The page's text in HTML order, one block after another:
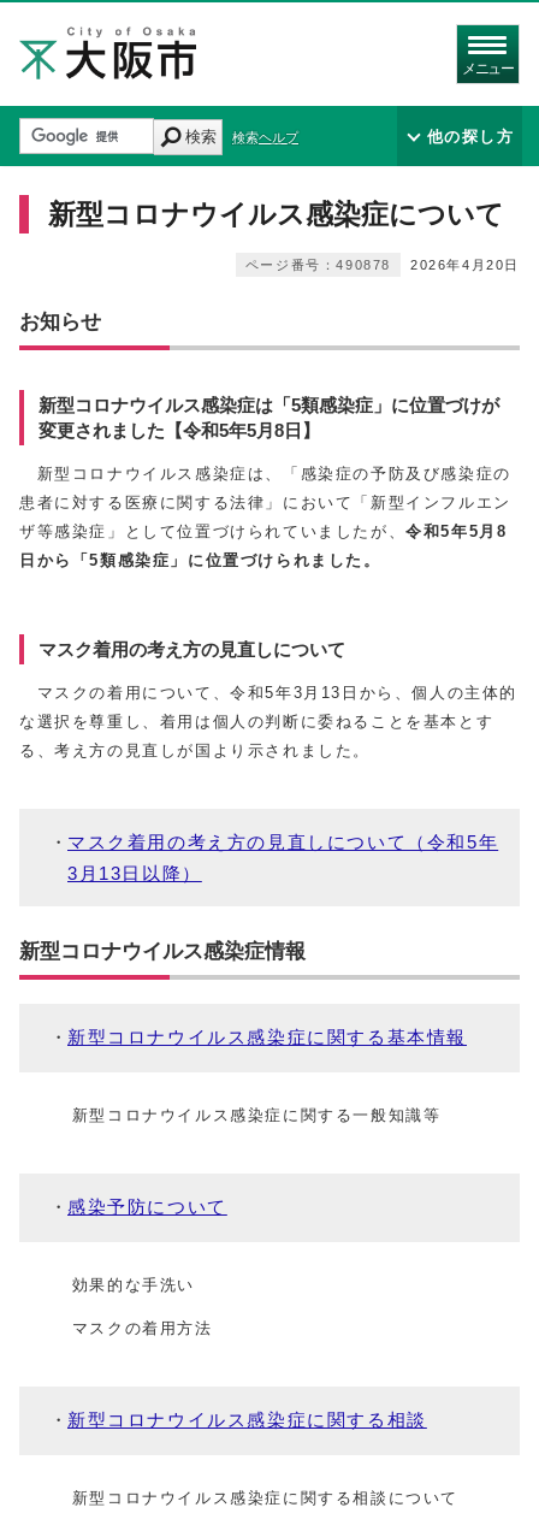
メニュー
検索 検索ヘルプ 他の探し方
新型コロナウイルス感染症について
2026年4月20日
ページ番号：490878
お知らせ
新型コロナウイルス感染症は「5類感染症」に位置づけが
変更されました【令和5年5月8日】
新型コロナウイルス感染症は、「感染症の予防及び感染症の
患者に対する医療に関する法律」において「新型インフルエン
ザ等感染症」として位置づけられていましたが、令和5年5月8
日から「5類感染症」に位置づけられました。
マスク着用の考え方の見直しについて
マスクの着用について、令和5年3月13日から、個人の主体的
な選択を尊重し、着用は個人の判断に委ねることを基本とす
る、考え方の見直しが国より示されました。
マスク着用の考え方の見直しについて（令和5年
3月13日以降）
新型コロナウイルス感染症情報
新型コロナウイルス感染症に関する基本情報
新型コロナウイルス感染症に関する一般知識等
感染予防について
効果的な手洗い
マスクの着用方法
新型コロナウイルス感染症に関する相談
新型コロナウイルス感染症に関する相談について